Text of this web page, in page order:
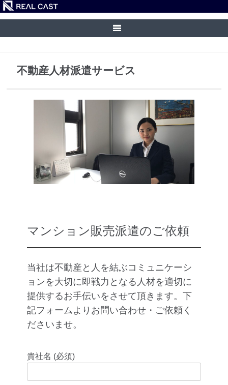
不動産人材派遣サービス
不動産人材派遣サービス
マンション販売派遣のご依頼
当社は不動産と人を結ぶコミュニケーシ
ョンを大切に即戦力となる人材を適切に
提供するお手伝いをさせて頂きます。下
記フォームよりお問い合わせ・ご依頼く
ださいませ。
貴社名 (必須)